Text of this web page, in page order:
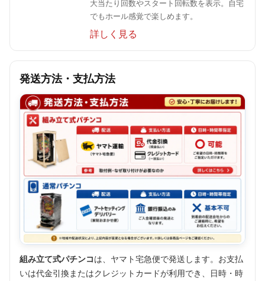
大当たり回数やスタート回転数を表示。自宅
でもホール感覚で楽しめます。
詳しく見る
発送方法・支払方法
組み立て式パチンコは、ヤマト宅急便で発送します。お支払
いは代金引換またはクレジットカードが利用でき、日時・時